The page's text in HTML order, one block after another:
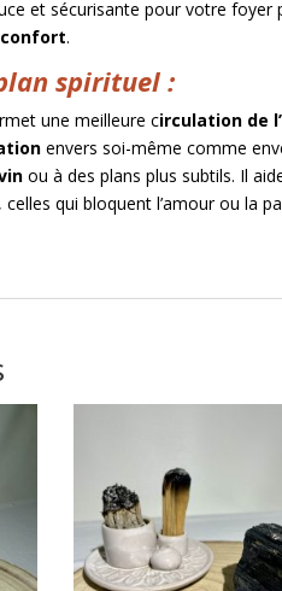
et sécurisante pour votre
.
spirituel :
une meilleure circulation de
envers soi-même comme
ou à des plans plus subtils. Il
celles qui bloquent l’amour ou la